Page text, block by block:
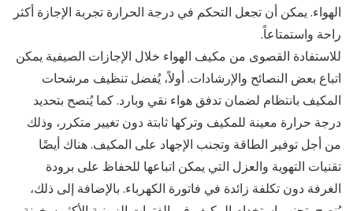
الهواء. يمكن أن تجعل التحكم في درجة الحرارة تجربة الإجازة أكثر
راحة واستمتاعاً.
للاستفادة القصوى من مكيف الهواء خلال الإجازات الصيفية يمكن
اتباع بعض النصائح والإرشادات. أولاً، يُفضل تنظيف مرشحات
المكيف بانتظام لضمان تدفق هواء نقي وبارد. كما يُنصح بتحديد
درجة حرارة معينة للمكيف وتركها ثابتة دون تغيير متكرر، وذلك
من أجل توفير الطاقة وتجنب الإجهاد على المكيف. هناك أيضًا
تقنيات التهوية والعزل التي يمكن اتباعها للحفاظ على برودة
الغرفة دون تكلفة زائدة في فاتورة الكهرباء. بالإضافة إلى ذلك،